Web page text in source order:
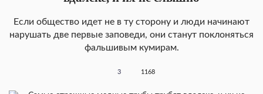
Если общество идет не в ту сторону и люди начинают
нарушать две первые заповеди, они станут поклоняться
фальшивым кумирам.
3 1168